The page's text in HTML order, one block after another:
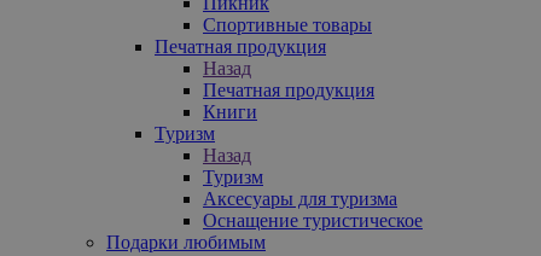
Спортивные товары
Печатная продукция
Назад
Печатная продукция
Книги
Туризм
Назад
Туризм
Аксесуары для туризма
Оснащение туристическое
Подарки любимым